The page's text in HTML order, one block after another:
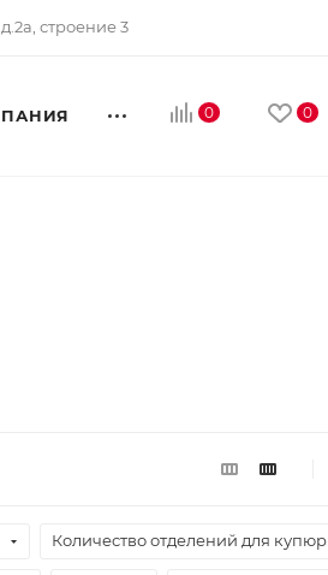
строение 3
0 0
Количество отделений для купюр